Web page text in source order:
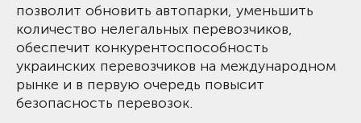
позволит обновить автопарки, уменьшить
количество нелегальных перевозчиков,
обеспечит конкурентоспособность
украинских перевозчиков на международном
рынке и в первую очередь повысит
безопасность перевозок.